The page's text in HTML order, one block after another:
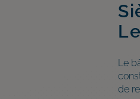
Le
de
nord
R+4